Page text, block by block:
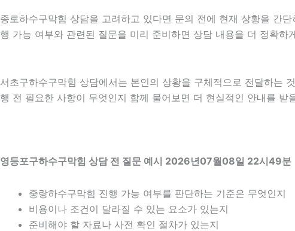
종로하수구막힘 상담을 고려하고 있다면 문의 전에 현재 상황을 간
행 가능 여부와 관련된 질문을 미리 준비하면 상담 내용을 더 정확
서초구하수구막힘 상담에서는 본인의 상황을 구체적으로 전달하는
행 전 필요한 사항이 무엇인지 함께 물어보면 더 현실적인 안내를
영등포구하수구막힘 상담 전 질문 예시 2026년07월08일 22시49분
중랑하수구막힘 진행 가능 여부를 판단하는 기준은 무엇인지
비용이나 조건이 달라질 수 있는 요소가 있는지
준비해야 할 자료나 사전 확인 절차가 있는지